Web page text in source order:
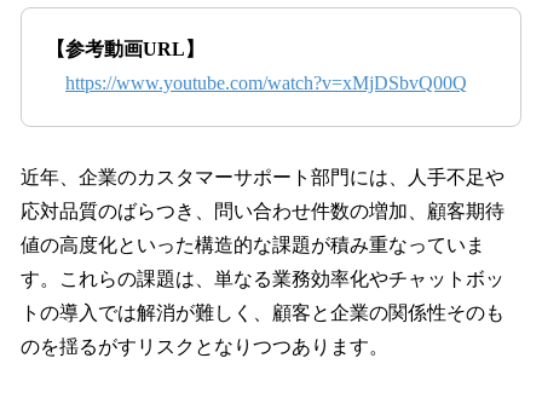
【参考動画URL】
https://www.youtube.com/watch?v=xMjDSbvQ00Q
近年、企業のカスタマーサポート部門には、人手不足や
応対品質のばらつき、問い合わせ件数の増加、顧客期待
値の高度化といった構造的な課題が積み重なっていま
す。これらの課題は、単なる業務効率化やチャットボッ
トの導入では解消が難しく、顧客と企業の関係性そのも
のを揺るがすリスクとなりつつあります。